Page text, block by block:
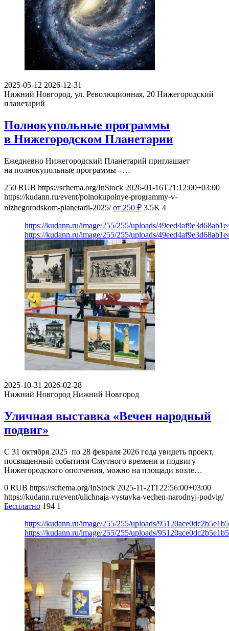
2025-05-12 2026-12-31
Нижний Новгород, ул. Революционная, 20 Нижегородский
планетарий
Полнокупольные программы
в Нижегородском Планетарии
Ежедневно Нижегородский Планетарий приглашает
на полнокупольные программы –…
250 RUB https://schema.org/InStock 2026-01-16T21:12:00+03:00
https://kudann.ru/event/polnokupolnye-programmy-v-
nizhegorodskom-planetarii-2025/ от 250 ₽ 3.5K 4
https://kudann.ru/image/255/255/uploads/
https://kudann.ru/image/255/255/uploads/
2025-10-31 2026-02-28
Нижний Новгород Нижний Новгород
Уличная выставка «Вечен народный
подвиг»
С 31 октября 2025 по 28 февраля 2026 года увидеть проект,
посвященный событиям Смутного времени и подвигу
Нижегородского ополчения, можно на площади возле…
0 RUB https://schema.org/InStock 2025-11-21T22:56:00+03:00
https://kudann.ru/event/ulichnaja-vystavka-vechen-narodnyj-podvig/
Бесплатно 194 1
https://kudann.ru/image/255/255/uploads/
https://kudann.ru/image/255/255/uploads/